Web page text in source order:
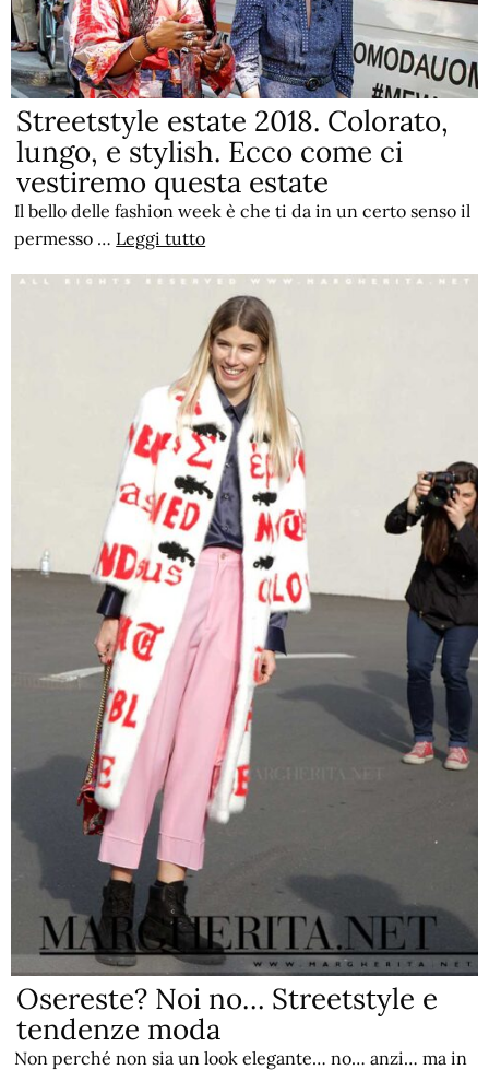
Streetstyle estate 2018. Colorato,
lungo, e stylish. Ecco come ci
vestiremo questa estate
Il bello delle fashion week è che ti da in un certo senso il
permesso … Leggi tutto
Osereste? Noi no… Streetstyle e
tendenze moda
Non perché non sia un look elegante… no… anzi… ma in